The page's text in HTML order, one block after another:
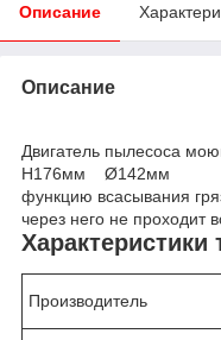
Описание
Описание
Двигатель пылесоса
H176мм Ø142мм
функцию всасывания
через него не проходит
Характеристики
Производитель